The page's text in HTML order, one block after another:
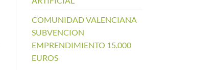
COMUNIDAD VALENCIANA
SUBVENCION
EMPRENDIMIENTO 15.000
EUROS